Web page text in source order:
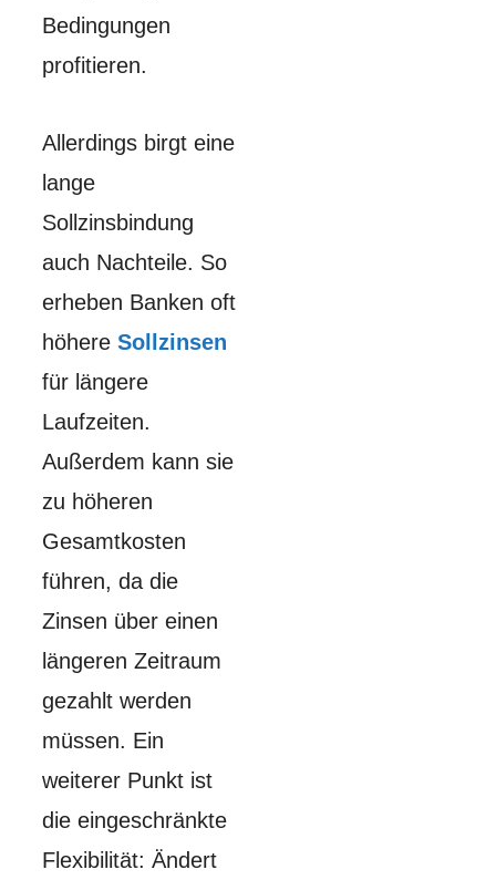
Bedingungen
profitieren.
Allerdings birgt eine
lange
Sollzinsbindung
auch Nachteile. So
erheben Banken oft
höhere Sollzinsen
für längere
Laufzeiten.
Außerdem kann sie
zu höheren
Gesamtkosten
führen, da die
Zinsen über einen
längeren Zeitraum
gezahlt werden
müssen. Ein
weiterer Punkt ist
die eingeschränkte
Flexibilität: Ändert